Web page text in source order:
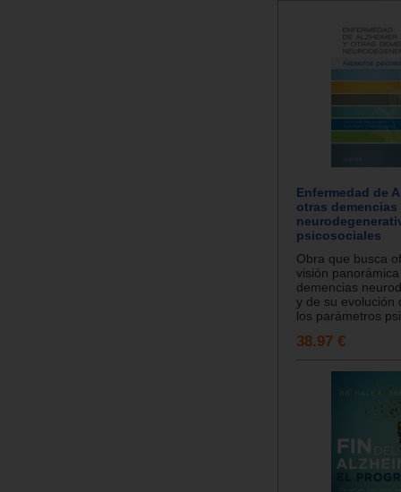
Enfermedad de
otras demencias
psicosociales
Obra que busca
visión
demencias
y de su evolución
los parámetros
38.97 €